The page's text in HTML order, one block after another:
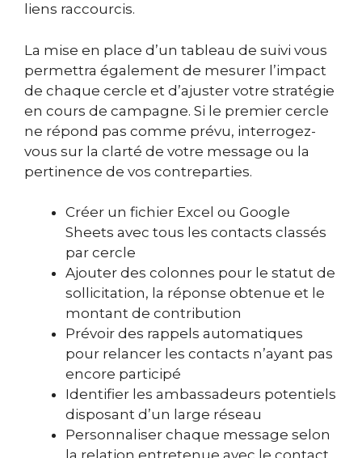
liens raccourcis.
La mise en place d’un tableau de suivi vous
permettra également de mesurer l’impact
de chaque cercle et d’ajuster votre stratégie
en cours de campagne. Si le premier cercle
ne répond pas comme prévu, interrogez-
vous sur la clarté de votre message ou la
pertinence de vos contreparties.
Créer un fichier Excel ou Google
Sheets avec tous les contacts classés
par cercle
Ajouter des colonnes pour le statut de
sollicitation, la réponse obtenue et le
montant de contribution
Prévoir des rappels automatiques
pour relancer les contacts n’ayant pas
encore participé
Identifier les ambassadeurs potentiels
disposant d’un large réseau
Personnaliser chaque message selon